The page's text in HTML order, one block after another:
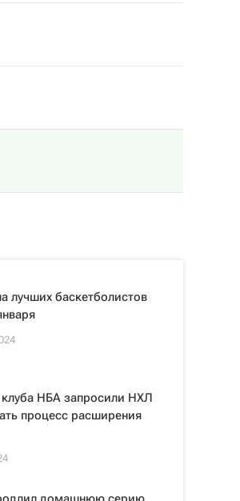
лучших баскетболистов
НБА запросили НХЛ
процесс расширения